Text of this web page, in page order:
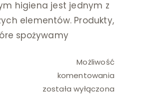
higiena jest jednym z
elementów. Produkty,
spożywamy
Możliwość
komentowania
została wyłączona